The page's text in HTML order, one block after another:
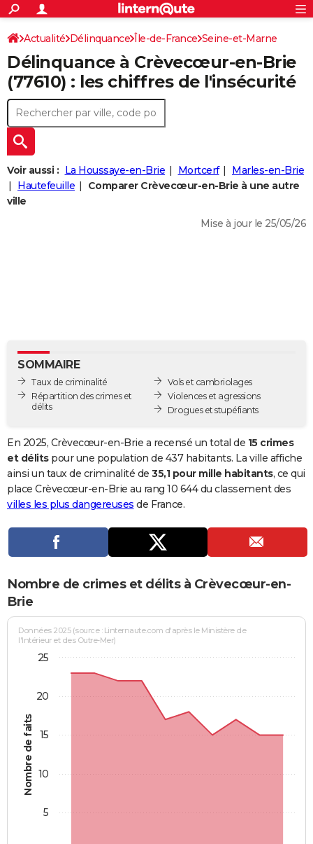
ACTUALITÉS
Politique
Société
Faits Divers
Education
Monde
Villes
+
SPORT
Coupe du monde 2026
Football
Tennis
Cyclisme
Rugby
Forum
Programme TV
TNT
Streaming
Cinéma
Sorties cinéma
Musique
+
FINANCE
Retraite
Impôts
Epargne
Immobilier
Risques naturels par ville
Banque
Assurance
Crédit
AUTO
Essais
Réserver un essai
Citadines
Berlines
SUV
Forum auto
+
HIGH-TECH
Mobiles
Meilleur smartphone
Internet
Ordinateurs
Jeux vidéo
Guide high-tech
BRICOLAGE
GUIDES D'ACHAT
BONS PLANS
Carte de Noël
Carte Bonne année
Carte Saint-Valentin
Carte Pâques
Carte d'anniversaire
DICTIONNAIRE
Dictionnaire
Biographies
Citations
Expressions
Proverbes
PROGRAMME TV
COPAINS D'AVANT
S'inscrire
Se connecter
Lycées
Collèges
Primaires
Universités
Entreprises
Service militaire
Avis de recherche
AVIS DE DÉCÈS
FORUM
Bricolage
Lifestyle
Culture
Sport
Auto
Television
Voyage
Cinema
Rechercher
S'inscrire
Connexion
Actualité Délinquance Île-de-France Seine-et-Marne
Crèvecœur-en-Brie
Délinquance à Crèvecœur-en-Brie
(77610) : les chiffres de l'insécurité
Voir aussi : La Houssaye-en-Brie Mortcerf
Marles-en-Brie
Hautefeuille
Comparer Crèvecœur-en-Brie à une autre
ville
Mise à jour le 25/05/26
SOMMAIRE
Taux de criminalité
Répartition des crimes et
délits
Vols et cambriolages
Violences et agressions
Drogues et stupéfiants
En 2025, Crèvecœur-en-Brie a recensé un total de 15 crimes
et délitspour une population de 437 habitants. La ville affiche
ainsi un taux de criminalité de 35,1 pour mille habitants, ce qui
place Crèvecœur-en-Brie au rang 10 644 du classement des
villes les plus dangereuses de France.
Nombre de crimes et délits à Crèvecœur-en-
Brie
Nombre de faits
Données 2025 (source : Linternaute.com d'après le Ministère de
l'Intérieur et des Outre-Mer)
5
10
15
20
25